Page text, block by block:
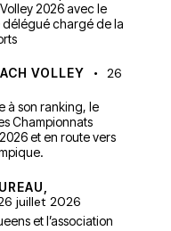
2026 avec le
délégué chargé de la
VOLLEY
26
à son ranking, le
Championnats
et en route vers
juillet 2026
et l’association